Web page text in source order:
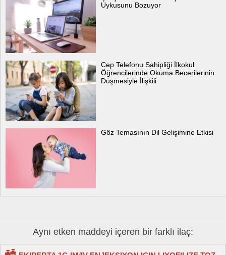
Uykusunu Bozuyor
Cep Telefonu Sahipliği İlkokul
Öğrencilerinde Okuma Becerilerinin
Düşmesiyle İlişkili
Göz Temasının Dil Gelişimine Etkisi
Aynı etken maddeyi içeren bir farklı ilaç: